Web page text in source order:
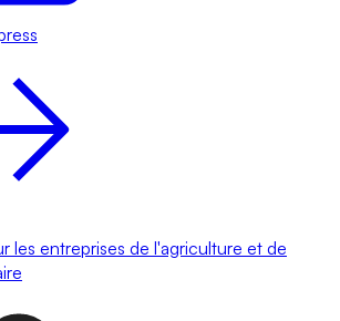
les entreprises de l'agriculture et de